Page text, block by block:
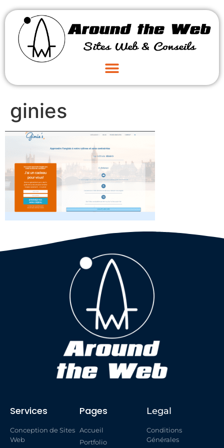
ginies
Services
Conception de Sites
Web
Pages
Accueil
Portfolio
Legal
Conditions
Générales